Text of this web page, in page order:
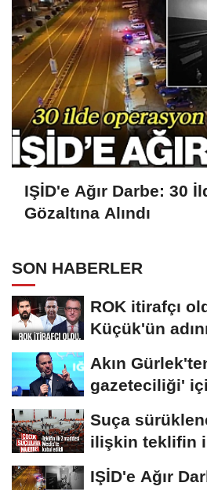
IŞİD'e Ağır Darbe: 30
Gözaltına Alındı
SON HABERLER
ROK itirafçı
Küçük'ün
Akın
gazeteciliği'
Suça
ilişkin teklifin
kabul edildi
IŞİD'e Ağır